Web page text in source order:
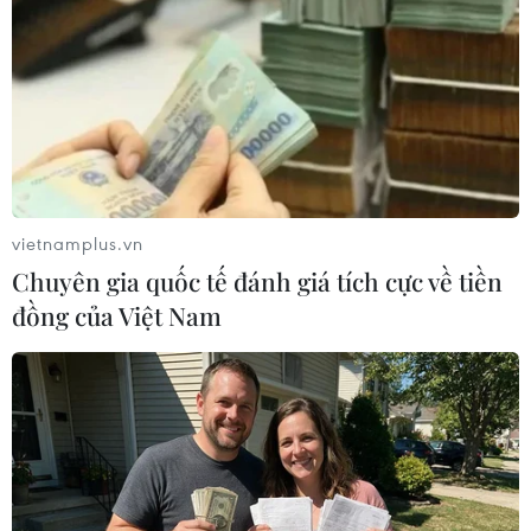
Theo dõi VietnamPlus
TIN LIÊN QUAN
vietnamplus.vn
Chuyên gia quốc tế đánh giá tích cực về tiền
đồng của Việt Nam